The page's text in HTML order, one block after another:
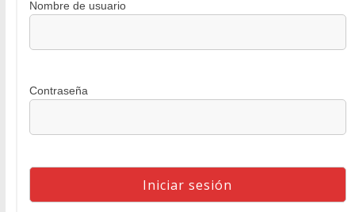
Nombre de usuario
Contraseña